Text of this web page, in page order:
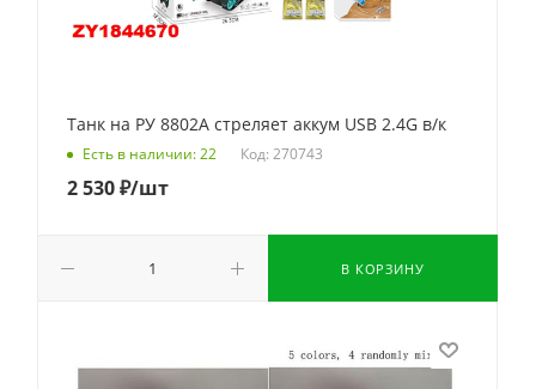
Танк на РУ 8802A стреляет аккум USB 2.4G в/к
Есть в наличии: 22 Код: 270743
2 530₽/шт
В КОРЗИНУ